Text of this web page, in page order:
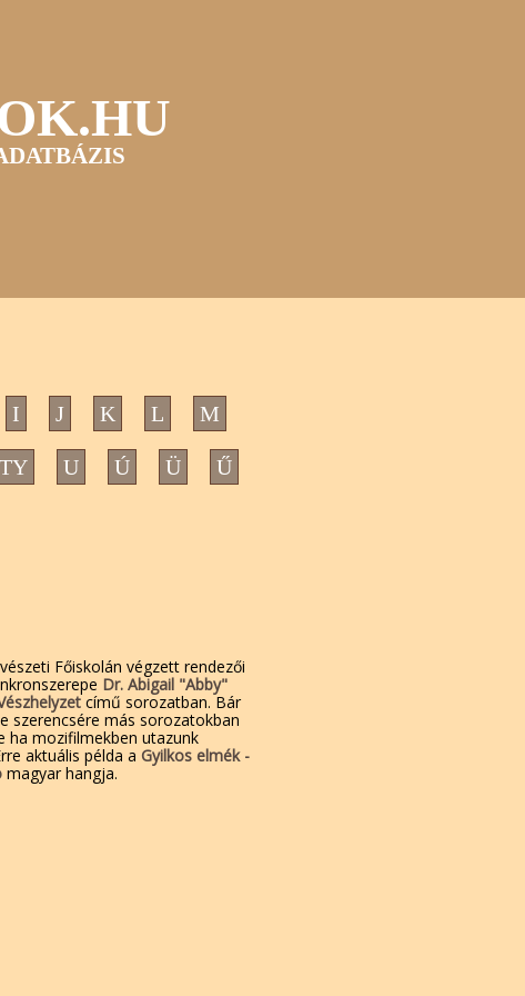
I J K L M
TY U Ú Ü Ű
Főiskolán végzett rendezői
Dr. Abigail "Abby"
című sorozatban. Bár
szerencsére más sorozatokban
ha mozifilmekben utazunk
aktuális példa a Gyilkos elmék -
magyar hangja.